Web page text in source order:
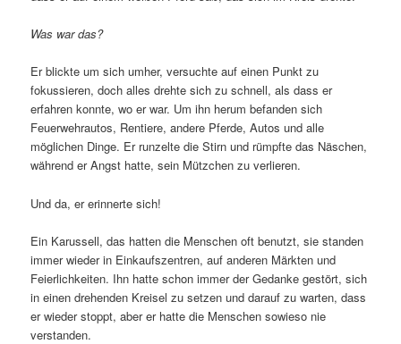
Was war das?
Er blickte um sich umher, versuchte auf einen Punkt zu
fokussieren, doch alles drehte sich zu schnell, als dass er
erfahren konnte, wo er war. Um ihn herum befanden sich
Feuerwehrautos, Rentiere, andere Pferde, Autos und alle
möglichen Dinge. Er runzelte die Stirn und rümpfte das Näschen,
während er Angst hatte, sein Mützchen zu verlieren.
Und da, er erinnerte sich!
Ein Karussell, das hatten die Menschen oft benutzt, sie standen
immer wieder in Einkaufszentren, auf anderen Märkten und
Feierlichkeiten. Ihn hatte schon immer der Gedanke gestört, sich
in einen drehenden Kreisel zu setzen und darauf zu warten, dass
er wieder stoppt, aber er hatte die Menschen sowieso nie
verstanden.